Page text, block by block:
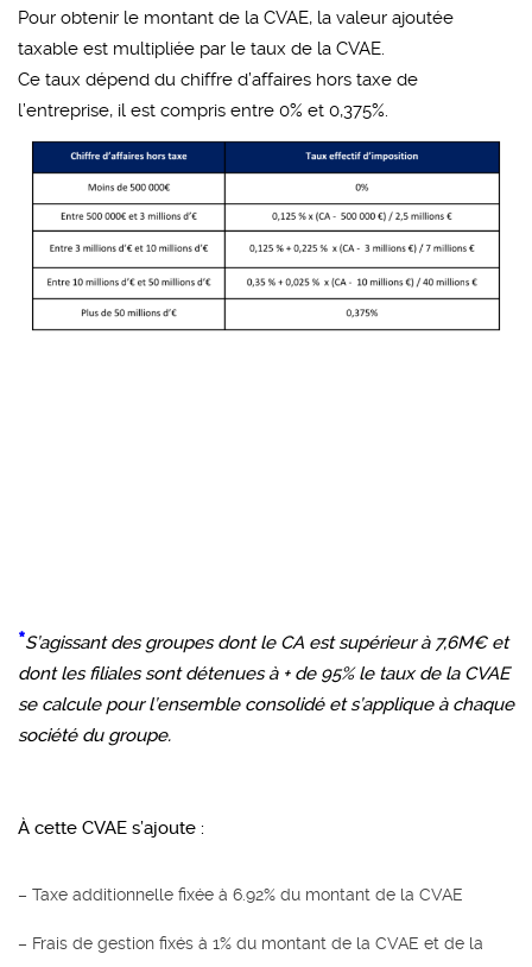
Pour obtenir le montant de la CVAE, la valeur ajoutée
taxable est multipliée par le taux de la CVAE.
Ce taux dépend du chiffre d’affaires hors taxe de
l’entreprise, il est compris entre 0% et 0,375%.
*S’agissant des groupes dont le CA est supérieur à 7,6M€ et
dont les filiales sont détenues à + de 95% le taux de la CVAE
se calcule pour l’ensemble consolidé et s’applique à chaque
société du groupe.
À cette CVAE s’ajoute :
– Taxe additionnelle fixée à 6.92% du montant de la CVAE
– Frais de gestion fixés à 1% du montant de la CVAE et de la